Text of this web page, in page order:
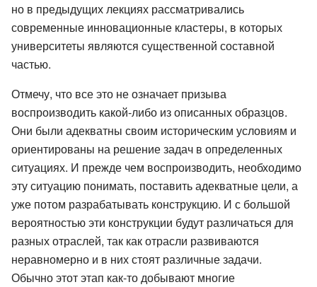
но в предыдущих лекциях рассматривались
современные инновационные кластеры, в которых
университеты являются существенной составной
частью.
Отмечу, что все это не означает призыва
воспроизводить какой-либо из описанных образцов.
Они были адекватны своим историческим условиям и
ориентированы на решение задач в определенных
ситуациях. И прежде чем воспроизводить, необходимо
эту ситуацию понимать, поставить адекватные цели, а
уже потом разрабатывать конструкцию. И с большой
вероятностью эти конструкции будут различаться для
разных отраслей, так как отрасли развиваются
неравномерно и в них стоят различные задачи.
Обычно этот этап как-то добывают многие